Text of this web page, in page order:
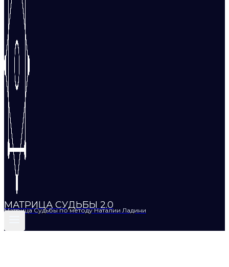
МАТРИЦА СУДЬБЫ 2.0
Матрица Судьбы по методу Наталии Ладини